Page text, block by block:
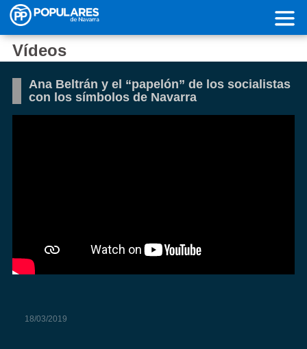
Pasar al contenido principal
Vídeos
Ana Beltrán y el “papelón” de los socialistas
con los símbolos de Navarra
18/03/2019